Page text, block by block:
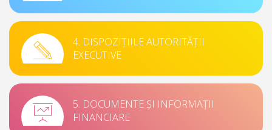
4. DISPOZIȚIILE AUTORITĂȚII
EXECUTIVE
5. DOCUMENTE ȘI INFORMAȚII
FINANCIARE